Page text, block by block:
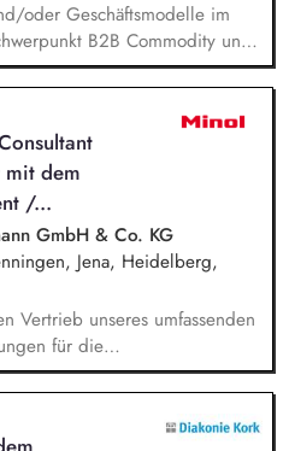
oder Geschäftsmodelle im
B2B Commodity und
sie von der
und Skalierung weiter.
und marktseitigen Erfolg
anhand relevanter
und
Maßnahmen ab. Du
Technologietrends –
Sharing, PPAs, Flexibilitäten
- sowie regulatorische und
und übersetzt sie in
und Roadmaps.
dem
/...
GmbH & Co. KG
Jena, Heidelberg,
Vertrieb unseres umfassenden
für die
Sie betreuen und
Ihres Vertriebsgebietes und